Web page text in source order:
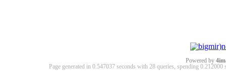
Powered by
Page generated in 0.547037 seconds with 28 queries, spending